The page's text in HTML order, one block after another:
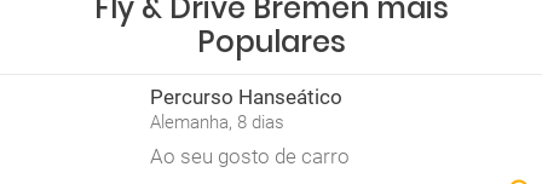
Populares
Percurso Hanseático
Alemanha, 8 dias
Ao seu gosto de carro